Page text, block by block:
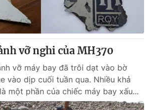
vỡ nghi của MH370
vỡ máy bay đã trôi dạt vào bờ
vào dịp cuối tuần qua. Nhiều khả
một phần của chiếc máy bay xấu...